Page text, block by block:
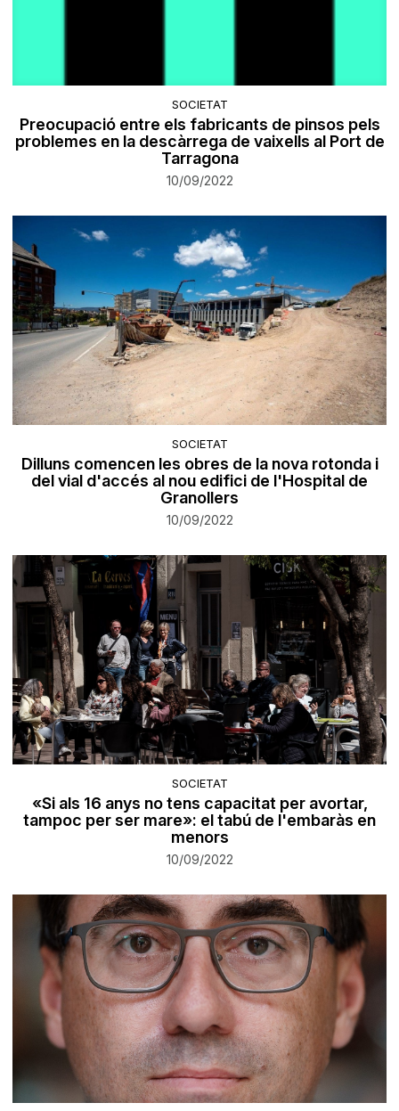
SOCIETAT
Preocupació entre els fabricants de pinsos pels
problemes en la descàrrega de vaixells al Port de
Tarragona
10/09/2022
SOCIETAT
Dilluns ​comencen les obres de la nova rotonda i
del vial d'accés al nou edifici de l'Hospital de
Granollers
10/09/2022
SOCIETAT
«Si als 16 anys no tens capacitat per avortar,
tampoc per ser mare»: el tabú de l'embaràs en
menors
10/09/2022